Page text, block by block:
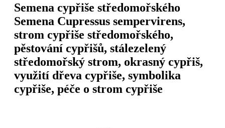
Semena cypřiše středomořského
Semena Cupressus sempervirens,
strom cypřiše středomořského,
pěstování cypřišů, stálezelený
středomořský strom, okrasný cypřiš,
využití dřeva cypřiše, symbolika
cypřiše, péče o strom cypřiše